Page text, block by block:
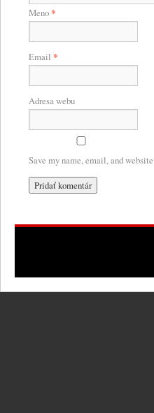
Meno*
Email *
Adresa webu
Save my name, email, and